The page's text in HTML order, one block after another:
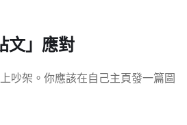
文」應對
吵架。你應該在自己主頁發一篇圖